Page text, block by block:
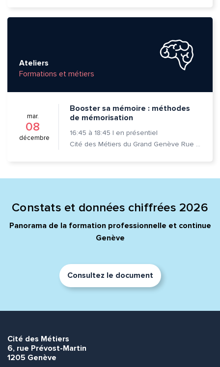
Ateliers
Formations et métiers
mar.
08
décembre
Booster sa mémoire : méthodes
de mémorisation
16:45 à 18:45 | en présentiel
Cité des Métiers du Grand Genève Rue Prévost-Martin 6 1205 Genève
Constats et données chiffrées 2026
Panorama de la formation professionnelle et continue
Genève
Consultez le document
Cité des Métiers
6, rue Prévost-Martin
1205 Genève